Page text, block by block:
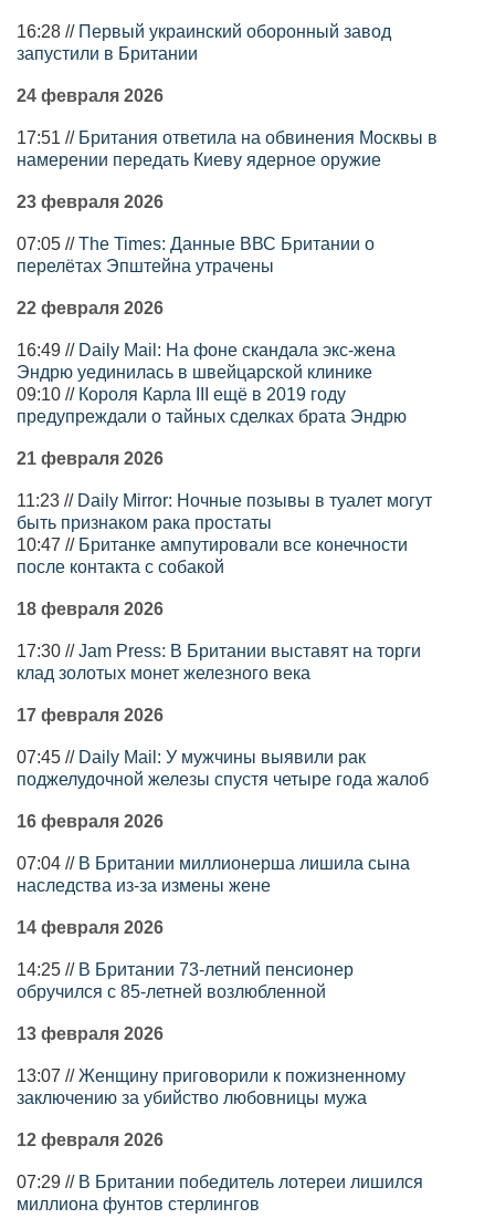
16:28 // Первый украинский оборонный завод
запустили в Британии
24 февраля 2026
17:51 // Британия ответила на обвинения Москвы в
намерении передать Киеву ядерное оружие
23 февраля 2026
07:05 //The Times: Данные ВВС Британии о
перелётах Эпштейна утрачены
22 февраля 2026
16:49 // Daily Mail: На фоне скандала экс-жена
Эндрю уединилась в швейцарской клинике
09:10 // Короля Карла III ещё в 2019 году
предупреждали о тайных сделках брата Эндрю
21 февраля 2026
11:23 // Daily Mirror: Ночные позывы в туалет могут
быть признаком рака простаты
10:47 // Британке ампутировали все конечности
после контакта с собакой
18 февраля 2026
17:30 //Jam Press: В Британии выставят на торги
клад золотых монет железного века
17 февраля 2026
07:45 // Daily Mail: У мужчины выявили рак
поджелудочной железы спустя четыре года жалоб
16 февраля 2026
07:04 // В Британии миллионерша лишила сына
наследства из-за измены жене
14 февраля 2026
14:25 // В Британии 73-летний пенсионер
обручился с 85-летней возлюбленной
13 февраля 2026
13:07 //Женщину приговорили к пожизненному
заключению за убийство любовницы мужа
12 февраля 2026
07:29 // В Британии победитель лотереи лишился
миллиона фунтов стерлингов